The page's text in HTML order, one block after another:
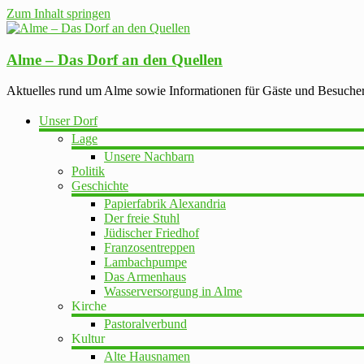
Zum Inhalt springen
Alme – Das Dorf an den Quellen
Aktuelles rund um Alme sowie Informationen für Gäste und
Unser Dorf
Lage
Unsere Nachbarn
Politik
Geschichte
Papierfabrik Alexandria
Der freie Stuhl
Jüdischer Friedhof
Franzosentreppen
Lambachpumpe
Das Armenhaus
Wasserversorgung in Alme
Kirche
Pastoralverbund
Kultur
Alte Hausnamen